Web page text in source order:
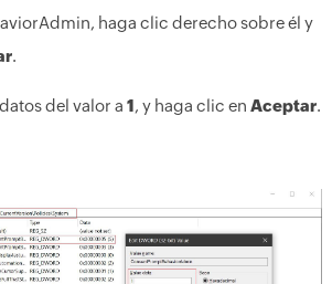
haga clic derecho sobre él y
.
del valor a 1, y haga clic en Aceptar.